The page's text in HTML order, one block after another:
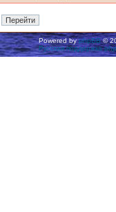
Powered byphpBB©
Русская поддержка